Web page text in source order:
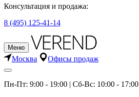
Консультация и продажа:
8 (495) 125-41-14
Меню
Москва Офисы продаж
Пн-Пт: 9:00 - 19:00 | Сб-Вс: 10:00 - 17:00